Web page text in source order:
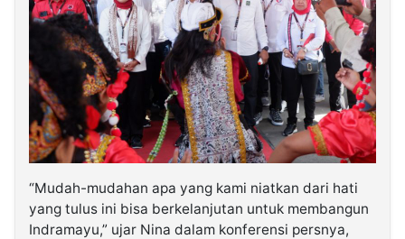
“Mudah-mudahan apa yang kami niatkan dari hati
yang tulus ini bisa berkelanjutan untuk membangun
Indramayu,” ujar Nina dalam konferensi persnya,